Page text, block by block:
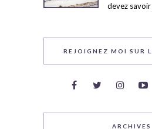
devez
REJOIGNEZ MOI SUR
ARCHIVES